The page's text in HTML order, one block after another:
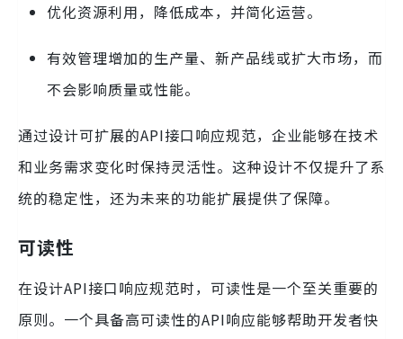
优化资源利用，降低成本，并简化运营。
有效管理增加的生产量、新产品线或扩大市场，而
不会影响质量或性能。
通过设计可扩展的API接口响应规范，企业能够在技术
和业务需求变化时保持灵活性。这种设计不仅提升了系
统的稳定性，还为未来的功能扩展提供了保障。
可读性
在设计API接口响应规范时，可读性是一个至关重要的
原则。一个具备高可读性的API响应能够帮助开发者快